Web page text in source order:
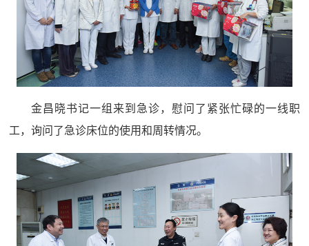
金昌晓书记一组来到急诊，慰问了紧张忙碌的一线职
工，询问了急诊床位的使用和周转情况。